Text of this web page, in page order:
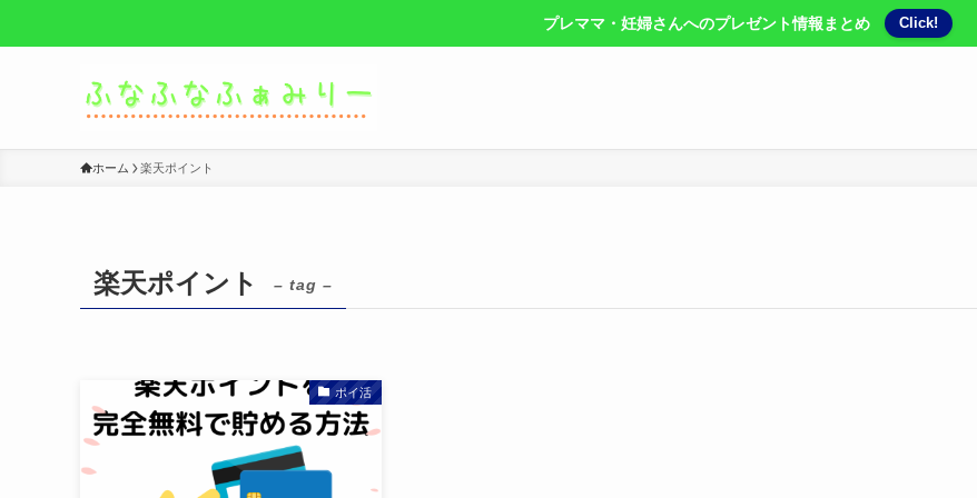
プレママ・妊婦さんへのプレゼント情報まとめ Click!
ホーム 楽天ポイント
楽天ポイント – tag –
ポイ活